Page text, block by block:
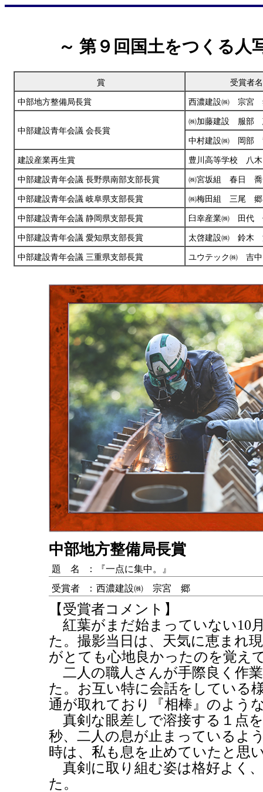
～ 第９回国土をつくる人
賞 受賞者名
中部地方整備局長賞 西濃建設㈱ 宗宮
中部建設青年会議 会長賞
㈱加藤建設 服部
中村建設㈱ 岡部
建設産業再生賞 豊川高等学校 八
中部建設青年会議 長野県南部支部長賞 ㈱宮坂組 春日 喬
中部建設青年会議 岐阜県支部長賞 ㈱梅田組 三尾 郷
中部建設青年会議 静岡県支部長賞 臼幸産業㈱ 田代
中部建設青年会議 愛知県支部長賞 太啓建設㈱ 鈴木
中部建設青年会議 三重県支部長賞 ユウテック㈱ 吉
中部地方整備局長賞
題 名 ：
『一点に集中。』
受賞者
： 西濃建設㈱ 宗宮 郷
【受賞者コメント】
紅葉がまだ始まっていない10
た。撮影当日は、天気に恵まれ
がとても心地良かったのを覚え
二人の職人さんが手際良く作
た。お互い特に会話をしている
通が取れており『相棒』のよう
真剣な眼差しで溶接する１点
秒、二人の息が止まっているよ
時は、私も息を止めていたと思
真剣に取り組む姿は格好よく
た。